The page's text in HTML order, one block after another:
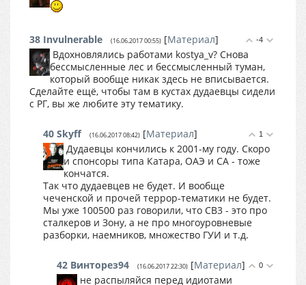
-4
38 Invulnerable (16.06.2017 00:55) [Материал]
Вдохновлялись работами kostya_v? Снова
бессмысленные лес и бессмысленный туман,
который вообще никак здесь не вписывается.
Сделайте ещё, чтобы там в кустах дудаевцы сидели
с РГ, вы же любите эту тематику.
1
40 Skyff (16.06.2017 08:42) [Материал]
Дудаевцы кончились к 2001-му году. Скоро
и спонсоры типа Катара, ОАЭ и СА - тоже
кончатся.
Так что дудаевцев не будет. И вообще
чеченской и прочей террор-тематики не будет.
Мы уже 100500 раз говорили, что СВ3 - это про
сталкеров и Зону, а не про многоуровневые
разборки, наемников, множество ГУИ и т.д.
0
42 Винторез94 (16.06.2017 22:30) [Материал]
не распыляйся перед идиотами